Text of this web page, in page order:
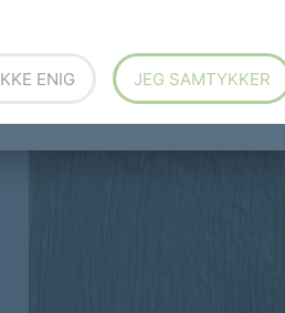
ENIG JEG SAMTYKKER